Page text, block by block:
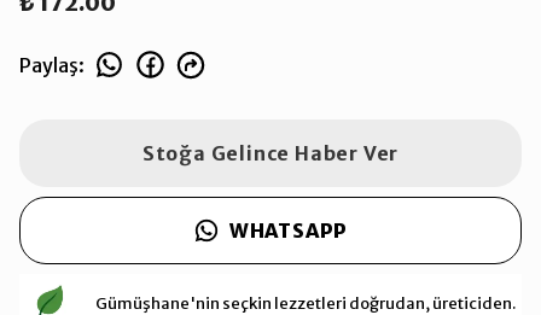
Paylaş:
Stoğa Gelince Haber Ver
WHATSAPP
Gümüşhane'nin seçkin lezzetleri doğrudan, üreticiden.